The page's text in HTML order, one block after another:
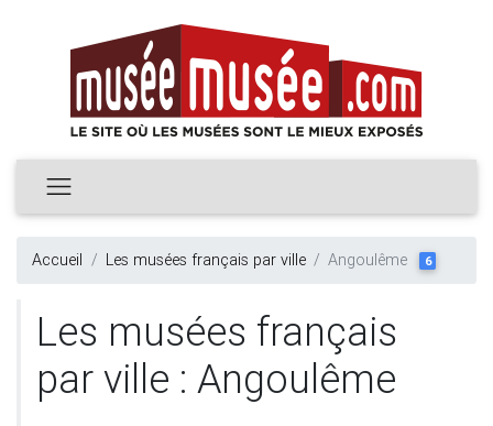
Accueil Les musées français par ville Angoulême 6
Les musées français
par ville : Angoulême